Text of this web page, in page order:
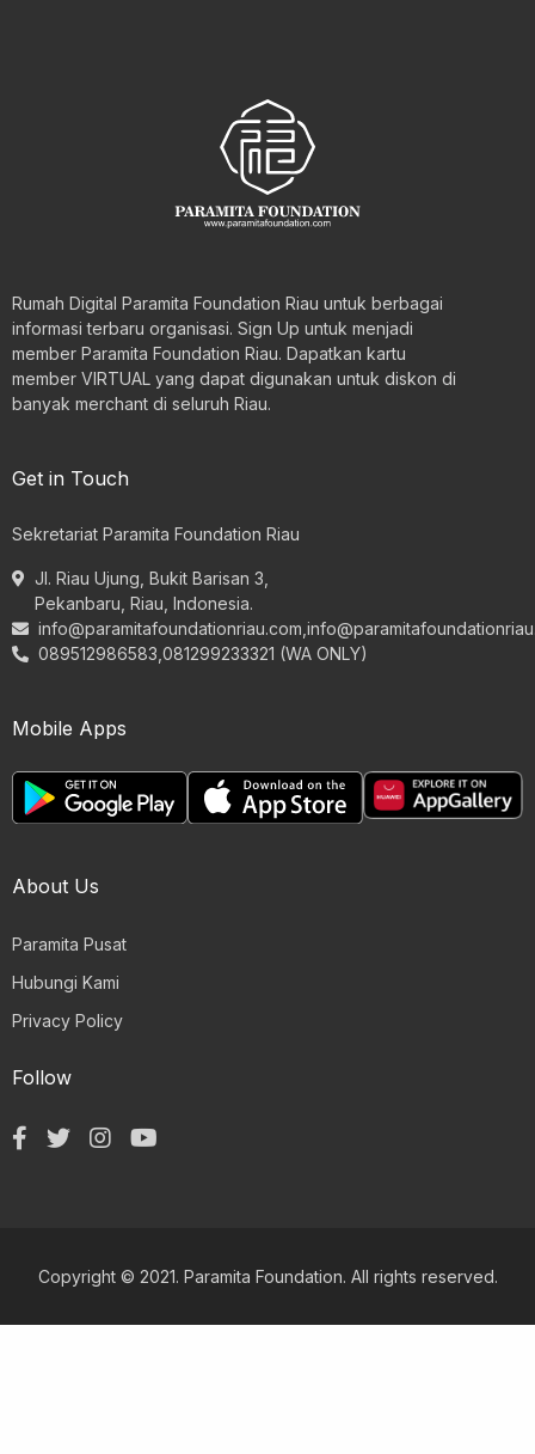
Rumah Digital Paramita Foundation Riau untuk berbagai
informasi terbaru organisasi. Sign Up untuk menjadi
member Paramita Foundation Riau. Dapatkan kartu
member VIRTUAL yang dapat digunakan untuk diskon di
banyak merchant di seluruh Riau.
Get in Touch
Sekretariat Paramita Foundation Riau
Jl. Riau Ujung, Bukit Barisan 3,
Pekanbaru, Riau, Indonesia.
info@paramitafoundationriau.com
089512986583,081299233321 (WA ONLY)
Mobile Apps
About Us
Paramita Pusat
Hubungi Kami
Privacy Policy
Follow
Copyright © 2021. Paramita Foundation. All rights reserved.